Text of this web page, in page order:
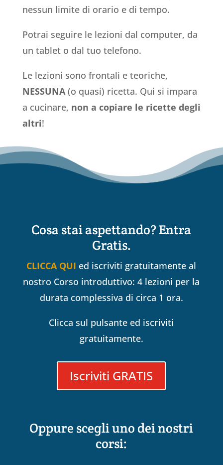
nessun limite di orario e di tempo.
Potrai seguire le lezioni dal computer, da
un tablet o dal tuo telefono.
Le lezioni sono frontali e teoriche,
NESSUNA(o quasi) ricetta. Qui si impara
a cucinare, non a copiare le ricette degli
altri!
Cosa stai aspettando? Entra
Gratis.
CLICCA QUI ed iscriviti gratuitamente al
nostro Corso introduttivo: 4 lezioni per la
durata complessiva di circa 1 ora.
Clicca sul pulsante ed iscriviti
gratuitamente.
Iscriviti GRATIS
Oppure scegli uno dei nostri
corsi: